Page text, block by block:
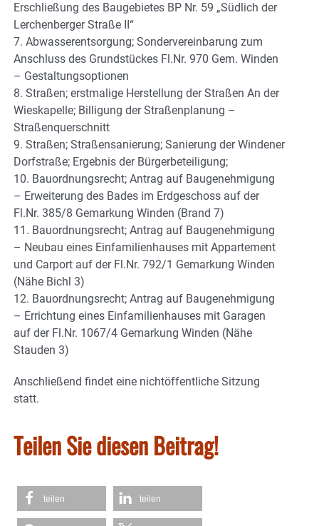
Erschließung des Baugebietes BP Nr. 59 „Südlich der
Lerchenberger Straße II“
7. Abwasserentsorgung; Sondervereinbarung zum
Anschluss des Grundstückes Fl.Nr. 970 Gem. Winden
– Gestaltungsoptionen
8. Straßen; erstmalige Herstellung der Straßen An der
Wieskapelle; Billigung der Straßenplanung –
Straßenquerschnitt
9. Straßen; Straßensanierung; Sanierung der Windener
Dorfstraße; Ergebnis der Bürgerbeteiligung;
10. Bauordnungsrecht; Antrag auf Baugenehmigung
– Erweiterung des Bades im Erdgeschoss auf der
Fl.Nr. 385/8 Gemarkung Winden (Brand 7)
11. Bauordnungsrecht; Antrag auf Baugenehmigung
– Neubau eines Einfamilienhauses mit Appartement
und Carport auf der Fl.Nr. 792/1 Gemarkung Winden
(Nähe Bichl 3)
12. Bauordnungsrecht; Antrag auf Baugenehmigung
– Errichtung eines Einfamilienhauses mit Garagen
auf der Fl.Nr. 1067/4 Gemarkung Winden (Nähe
Stauden 3)
Anschließend findet eine nichtöffentliche Sitzung
statt.
Teilen Sie diesen Beitrag!
teilen teilen